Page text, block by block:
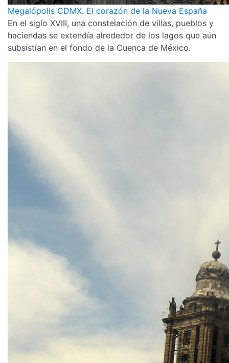
Megalópolis CDMX. El corazón de la Nueva España
En el siglo XVIII, una constelación de villas, pueblos y
haciendas se extendía alrededor de los lagos que aún
subsistían en el fondo de la Cuenca de México.